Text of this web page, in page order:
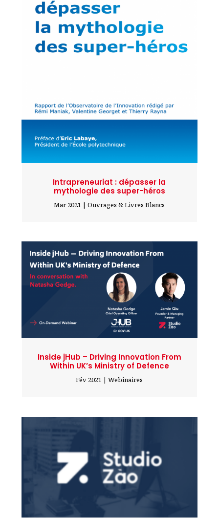
Intrapreneuriat : dépasser la
mythologie des super-héros
Mar 2021 |Ouvrages & Livres Blancs
Inside jHub – Driving Innovation From
Within UK’s Ministry of Defence
Fév 2021 |Webinaires